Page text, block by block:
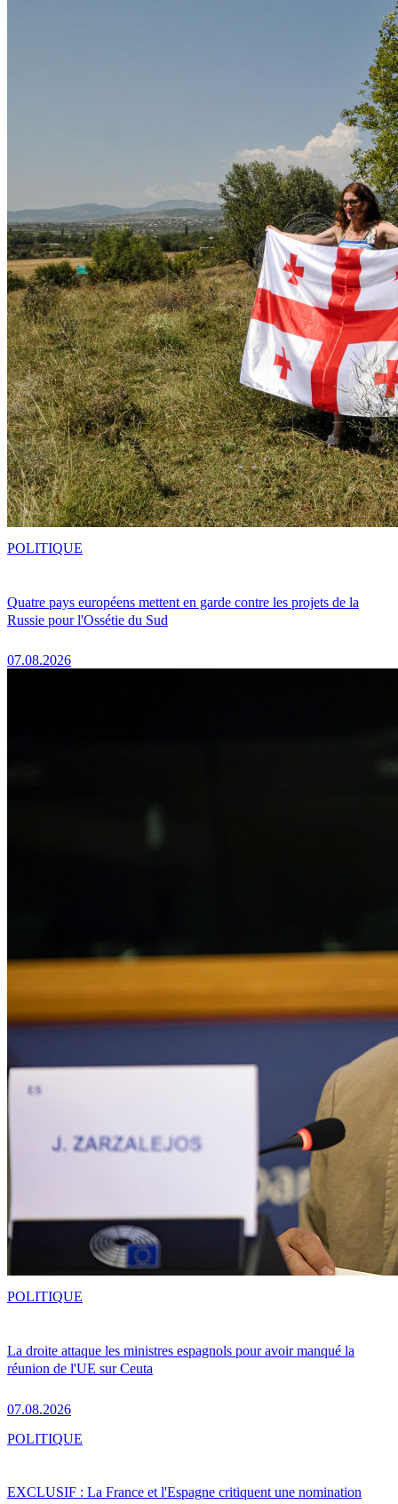
Quatre pays européens mettent en garde contre les projets de la
Russie pour l'Ossétie du Sud
07.08.2026
POLITIQUE
La droite attaque les ministres espagnols pour avoir manqué la
réunion de l'UE sur Ceuta
07.08.2026
POLITIQUE
EXCLUSIF : La France et l'Espagne critiquent une nomination
POLITIQUE